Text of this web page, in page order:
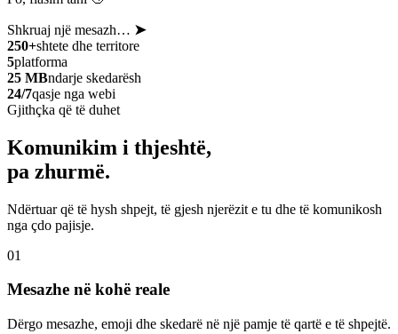
Shkruaj një mesazh… ➤
250+shtete dhe territore
5platforma
25 MBndarje skedarësh
24/7qasje nga webi
Gjithçka që të duhet
Komunikim i thjeshtë,
pa zhurmë.
Ndërtuar që të hysh shpejt, të gjesh njerëzit e tu dhe të komunikosh
nga çdo pajisje.
01
Mesazhe në kohë reale
Dërgo mesazhe, emoji dhe skedarë në një pamje të qartë e të shpejtë.